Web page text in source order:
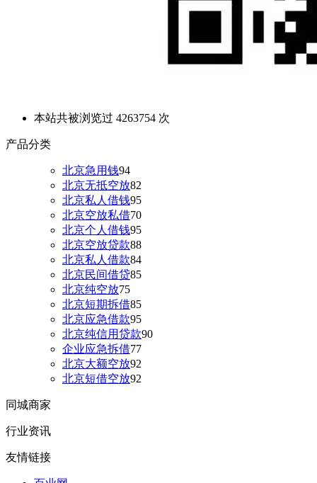
本站共被浏览过 4263754 次
产品分类
北京急用钱94
北京无抵空放82
北京私人借钱95
北京空放私借70
北京个人借钱95
北京空放贷款88
北京私人借款84
北京民间借贷85
北京纯空放75
北京短期拆借85
北京应急借款95
北京纯信用贷款90
企业应急拆借77
北京大额空放92
北京短借空放92
同城商家
行业资讯
友情链接